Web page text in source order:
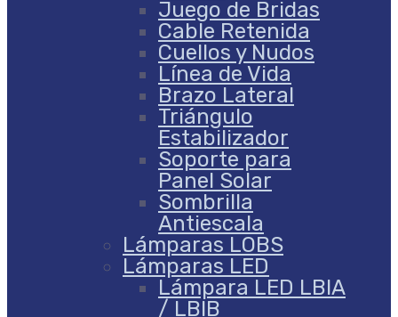
Juego de Bridas
Cable Retenida
Cuellos y Nudos
Línea de Vida
Brazo Lateral
Triángulo
Estabilizador
Soporte para
Panel Solar
Sombrilla
Antiescala
Lámparas LOBS
Lámparas LED
Lámpara LED LBIA
/ LBIB